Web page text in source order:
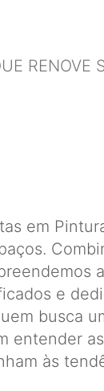
RENOVE
em
e
busca
entender
às